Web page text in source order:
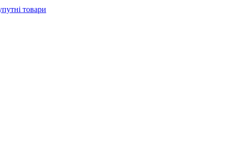
товари